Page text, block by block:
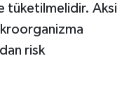
tüketilmelidir. Aksi
risk